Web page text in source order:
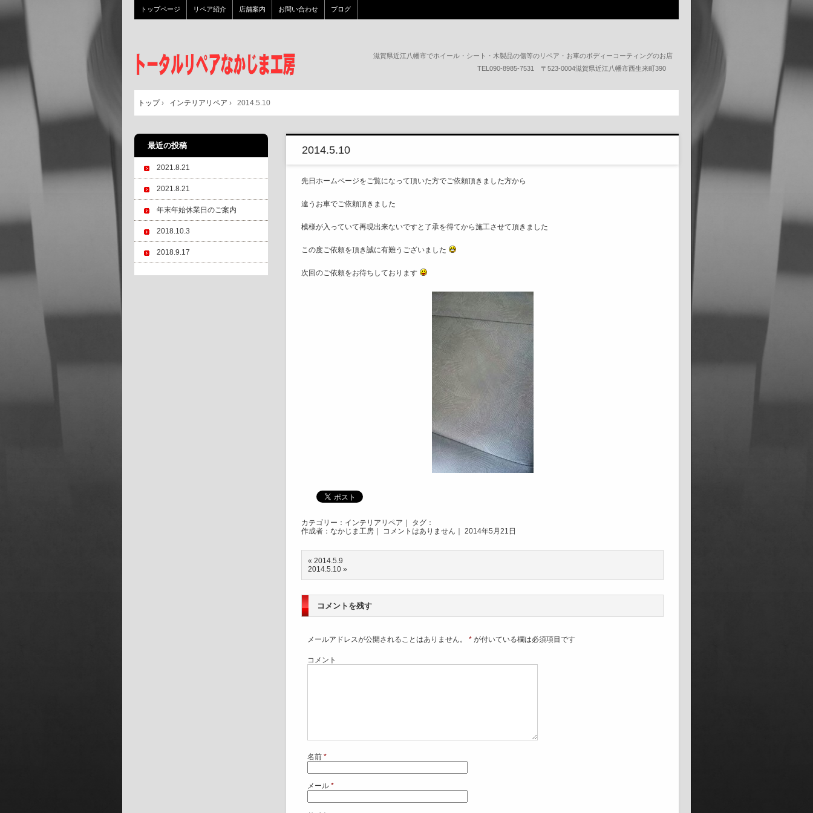
滋賀県近江八幡市でホイール・シート・木製品の傷等のリペア・お車のボディーコーティングのお店
TEL090-8985-7531 〒523-0004滋賀県近江八幡市西生来町390
トップページ リペア紹介 店舗案内 お問い合わせ ブログ
トップ› インテリアリペア › 2014.5.10
2014.5.10
先日ホームページをご覧になって頂いた方でご依頼頂きました方から
違うお車でご依頼頂きました
模様が入っていて再現出来ないですと了承を得てから施工させて頂きました
この度ご依頼を頂き誠に有難うございました
次回のご依頼をお待ちしております
カテゴリー： インテリアリペア ｜ タグ：
作成者：なかじま工房｜ コメントはありません ｜ 2014年5月21日
« 2014.5.9
2014.5.10 »
コメントを残す
メールアドレスが公開されることはありません。 * が付いている欄は必須項目です
コメント
名前 *
メール *
最近の投稿
2021.8.21
2021.8.21
年末年始休業日のご案内
2018.10.3
2018.9.17